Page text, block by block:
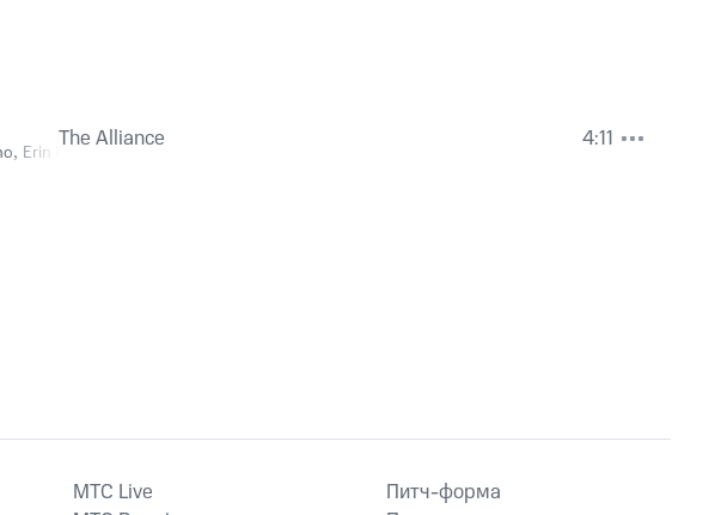
, Erin KellyThe Alliance 4:11
MTС Live
Питч-форма